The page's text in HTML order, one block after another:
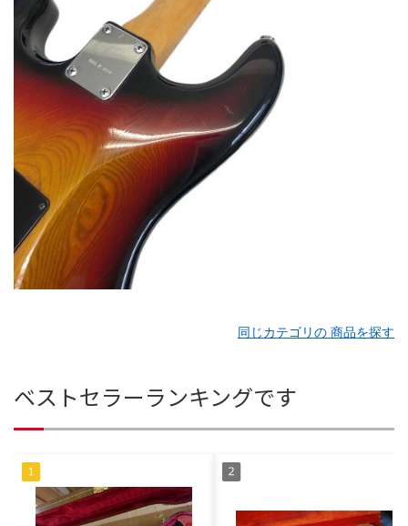
同じカテゴリの 商品を探す
ベストセラーランキングです